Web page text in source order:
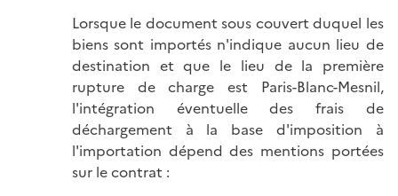
Lorsque le document sous couvert duquel les
biens sont importés n'indique aucun lieu de
destination et que le lieu de la première
rupture de charge est Paris-Blanc-Mesnil,
l'intégration éventuelle des frais de
déchargement à la base d'imposition à
l'importation dépend des mentions portées
sur le contrat :